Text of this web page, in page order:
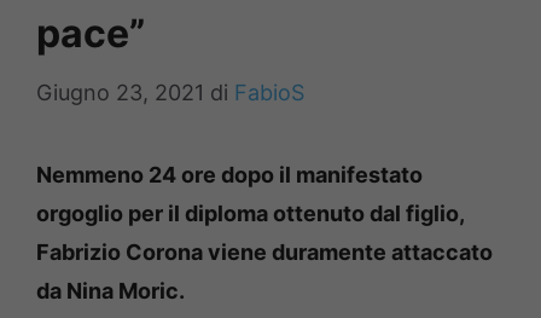
pace”
Giugno 23, 2021 di FabioS
Nemmeno 24 ore dopo il manifestato
orgoglio per il diploma ottenuto dal figlio,
Fabrizio Corona viene duramente attaccato
da Nina Moric.